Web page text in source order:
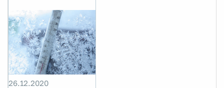
26.12.2020